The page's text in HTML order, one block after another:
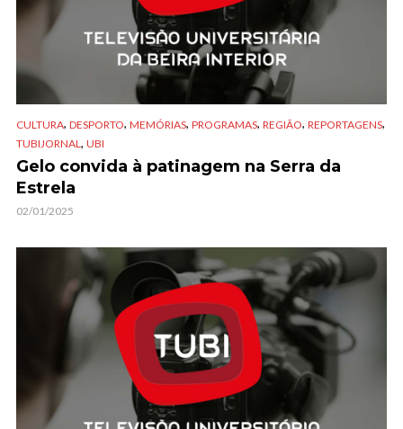
CULTURA, DESPORTO, MEMÓRIAS, PROGRAMAS, REGIÃO, REPORTAGENS,
TUBIJORNAL, UBI
Gelo convida à patinagem na Serra da
Estrela
02/01/2025